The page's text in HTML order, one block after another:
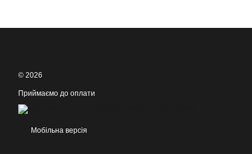
© 2026
Приймаємо до оплати
Мобільна версія